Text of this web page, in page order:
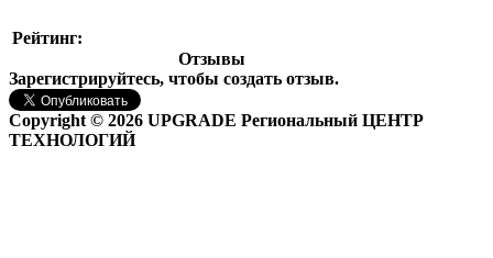
Рейтинг:
Отзывы
Зарегистрируйтесь, чтобы создать отзыв.
Copyright © 2026 UPGRADE Региональный ЦЕНТР
ТЕХНОЛОГИЙ